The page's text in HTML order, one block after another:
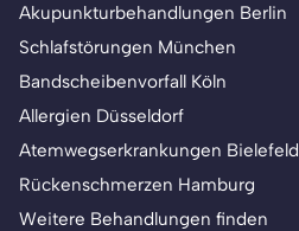
Akupunkturbehandlungen Berlin
Schlafstörungen München
Bandscheibenvorfall Köln
Allergien Düsseldorf
Atemwegserkrankungen Bielefeld
Rückenschmerzen Hamburg
Weitere Behandlungen finden